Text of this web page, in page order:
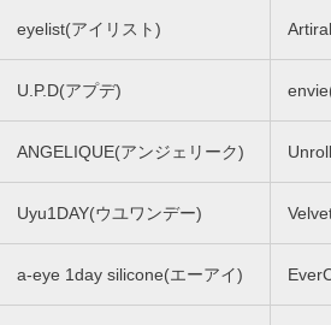
eyelist(アイリスト)
U.P.D(アプデ)
ANGELIQUE(アンジェリーク)
Uyu1DAY(ウユワンデー)
a-eye 1day silicone(エーアイ)